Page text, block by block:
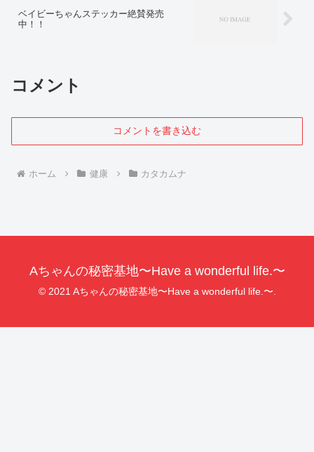
ベイビーちゃんステッカー絶賛発売
中！！
コメント
コメントを書き込む
ホーム 健康 カタカムナ
Aちゃんの秘密基地〜Have a wonderful life.〜
© 2021 Aちゃんの秘密基地〜Have a wonderful life.〜.